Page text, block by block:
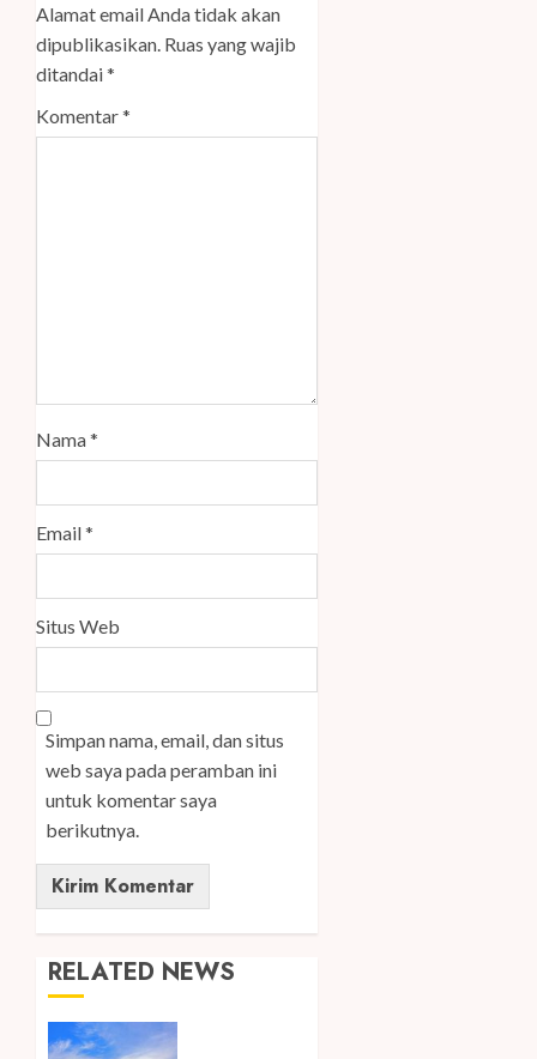
Alamat email Anda tidak akan
dipublikasikan. Ruas yang wajib
ditandai*
Komentar*
Nama*
Email*
Situs Web
Simpan nama, email, dan situs
web saya pada peramban ini
untuk komentar saya
berikutnya.
RELATED NEWS